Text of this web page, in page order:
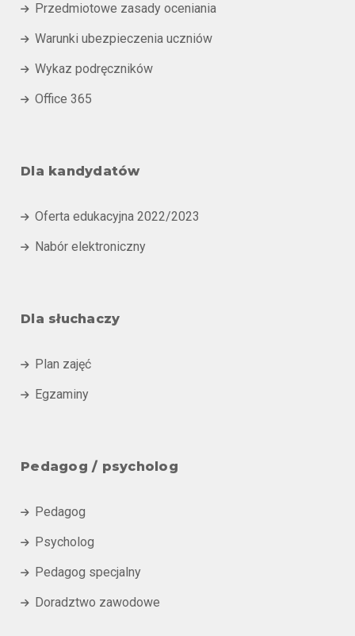
 Przedmiotowe zasady oceniania
 Warunki ubezpieczenia uczniów
 Wykaz podręczników
 Office 365
Dla kandydatów
 Oferta edukacyjna 2022/2023
 Nabór elektroniczny
Dla słuchaczy
 Plan zajęć
 Egzaminy
Pedagog / psycholog
 Pedagog
 Psycholog
 Pedagog specjalny
 Doradztwo zawodowe